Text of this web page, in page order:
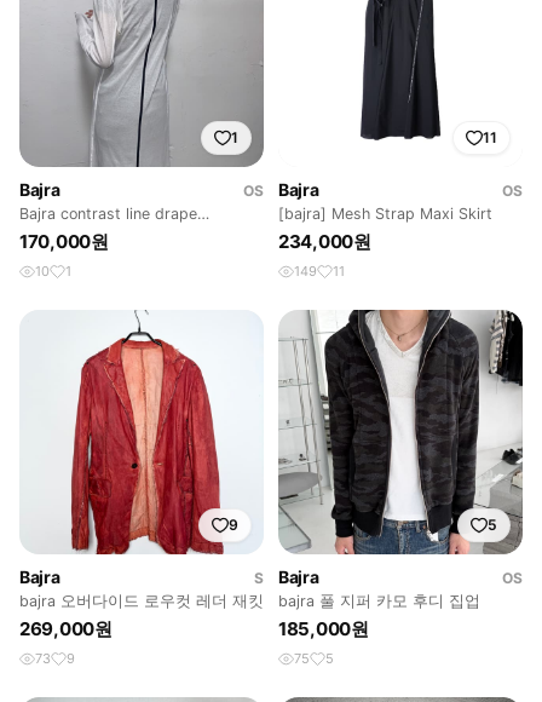
1
Bajra
OS
Bajra contrast line drape
cardigan
170,000원
10 1
11
Bajra
OS
[bajra] Mesh Strap Maxi Skirt
234,000원
149 11
9
Bajra
S
bajra 오버다이드 로우컷 레더 재킷
269,000원
73 9
5
Bajra
OS
bajra 풀 지퍼 카모 후디 집업
185,000원
75 5